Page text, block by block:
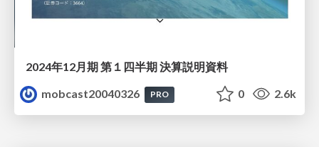
2024年12月期 第１四半期 決算説明資料
mobcast20040326
PRO 0 2.6k